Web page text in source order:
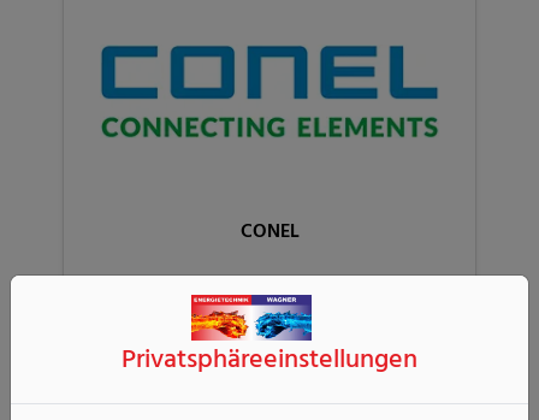
CONEL
Privatsphäre­einstellungen